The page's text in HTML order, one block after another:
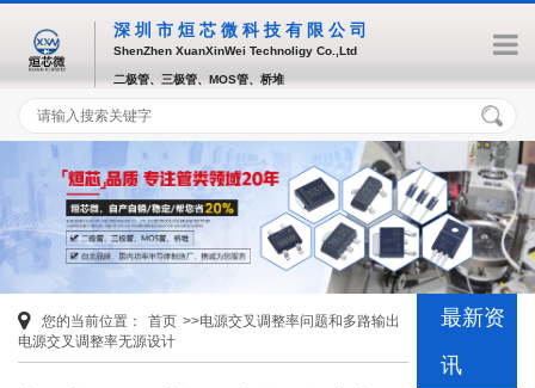
深圳市烜芯微科技有限公司
ShenZhen XuanXinWei Technoligy Co.,Ltd
二极管、三极管、MOS管、桥堆
您的当前位置： 首页 >>电源交叉调整率问题和多路输出
电源交叉调整率无源设计
最新资
讯